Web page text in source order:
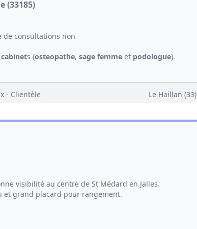
(33185)
de consultations non
cabinets (osteopathe, sage femme et podologue).
- Clientèle Le Haillan (33)
visibilité au centre de St Médard en Jalles.
et grand placard pour rangement.